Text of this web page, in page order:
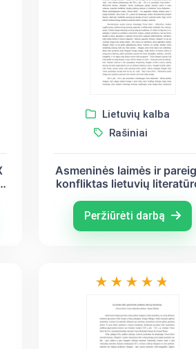
Lietuvių kalba
Rašiniai
Asmeninės laimės ir
konfliktas lietuvių
Vincas Mykolaitis-
Justinas Marcinkevičius)
Peržiūrėti darbą